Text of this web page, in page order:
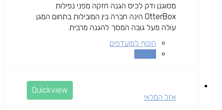
מסוגנן ודק לכיס הגנה חזקה מפני נפילות
OtterBox הינה חברה בין המובילות בתחום המגן
עולה מעל גובה המסך להגנה מרבית.
הוסף למועדפים
Quickview
אזל המלאי